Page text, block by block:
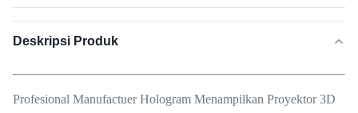
Deskripsi Produk
Profesional Manufactuer Hologram Menampilkan Proyektor 3D